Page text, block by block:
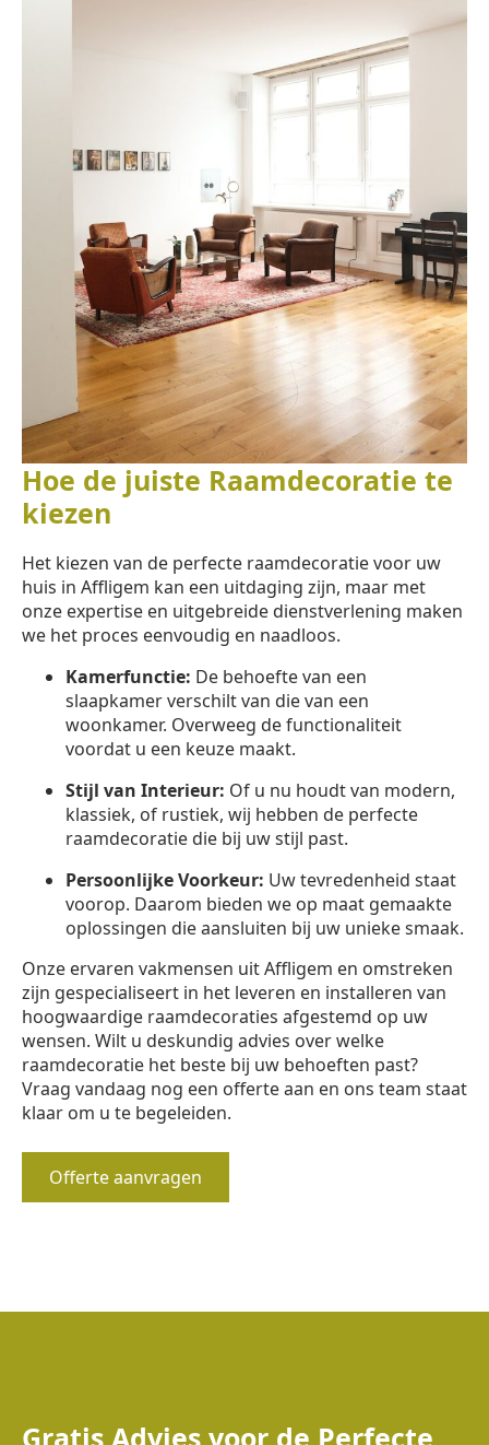
Hoe de juiste Raamdecoratie te
kiezen
Het kiezen van de perfecte raamdecoratie voor uw
huis in Affligem kan een uitdaging zijn, maar met
onze expertise en uitgebreide dienstverlening maken
we het proces eenvoudig en naadloos.
Kamerfunctie: De behoefte van een
slaapkamer verschilt van die van een
woonkamer. Overweeg de functionaliteit
voordat u een keuze maakt.
Stijl van Interieur: Of u nu houdt van modern,
klassiek, of rustiek, wij hebben de perfecte
raamdecoratie die bij uw stijl past.
Persoonlijke Voorkeur: Uw tevredenheid staat
voorop. Daarom bieden we op maat gemaakte
oplossingen die aansluiten bij uw unieke smaak.
Onze ervaren vakmensen uit Affligem en omstreken
zijn gespecialiseert in het leveren en installeren van
hoogwaardige raamdecoraties afgestemd op uw
wensen. Wilt u deskundig advies over welke
raamdecoratie het beste bij uw behoeften past?
Vraag vandaag nog een offerte aan en ons team staat
klaar om u te begeleiden.
Offerte aanvragen
Gratis Advies voor de Perfecte